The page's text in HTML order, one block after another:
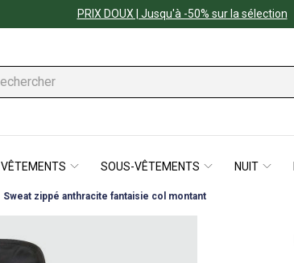
PRIX DOUX | Jusqu'à -50% sur la sélection
VÊTEMENTS SOUS-VÊTEMENTS NUIT
Sweat zippé anthracite fantaisie col montant